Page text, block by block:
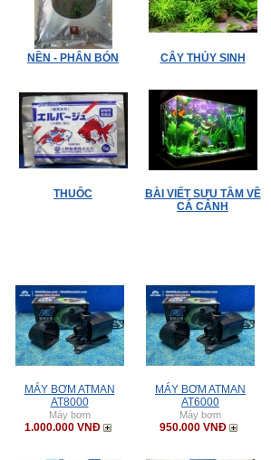
NỀN - PHÂN BÓN CÂY THỦY SINH
THUỐC
BÀI VIẾT SƯU TẦM VỀ
CÁ CẢNH
MÁY BƠM ATMAN
AT8000
Máy bơm
1.000.000 VNĐ
MÁY BƠM ATMAN
AT6000
Máy bơm
950.000 VNĐ